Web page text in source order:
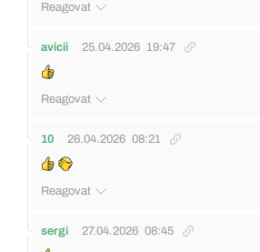
Reagovat
avicii 25.04.2026 19:47
Reagovat
10 26.04.2026 08:21
Reagovat
sergi 27.04.2026 08:45